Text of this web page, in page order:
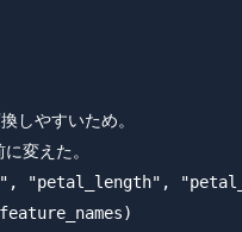
しやすいため。
変えた。
"petal_length",